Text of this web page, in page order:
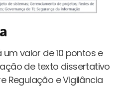
valor de 10 pontos e
de texto dissertativo
Regulação e Vigilância